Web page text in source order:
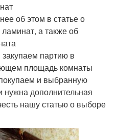
об этом в статье о
а также об
закупаем партию в
площадь комнаты
и выбранную
нужна дополнительная
нашу статью о выборе